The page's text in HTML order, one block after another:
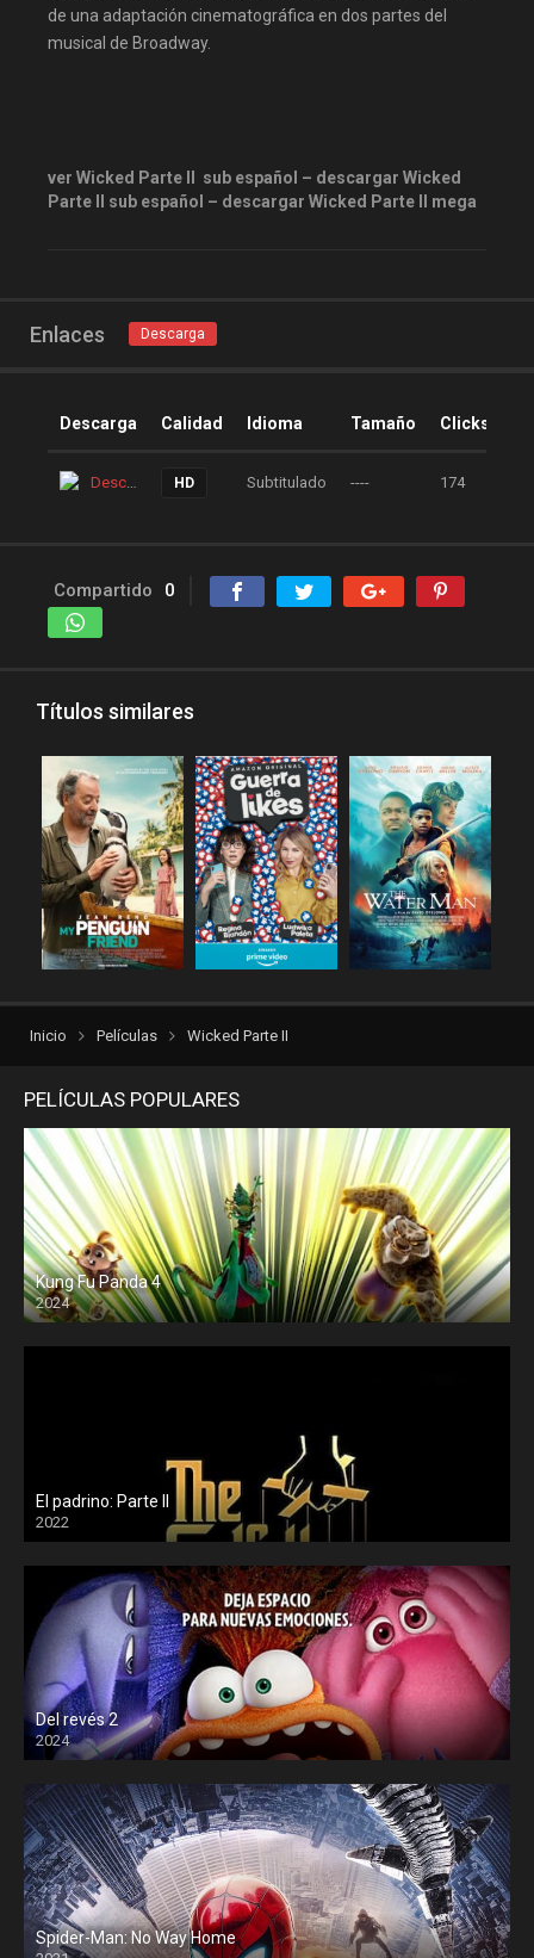
de una adaptación cinematográfica en dos partes del
musical de Broadway.
ver Wicked Parte II sub español – descargar Wicked
Parte II sub español – descargar Wicked Parte II mega
Enlaces Descarga
Descarga Calidad Idioma Tamaño Clicks
Descarga HD Subtitulado ---- 174
Compartido 0
Títulos similares
Inicio Películas Wicked Parte II
PELÍCULAS POPULARES
Kung Fu Panda 4
2024
El padrino: Parte II
2022
Del revés 2
2024
Spider-Man: No Way Home